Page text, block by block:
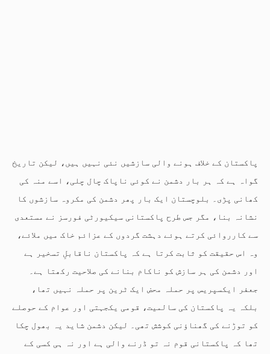
پاکستان کے خلاف ہونے والی سازشیں نئی نہیں ہیں، لیکن تاریخ
گواہ ہے کہ ہر بار دشمن نے کوئی ناپاک چال چلی، اسے منہ کی
کھانی پڑی۔ بلوچستان ایک بار پھر دشمن کی مکروہ سازشوں کا
نشانہ بنا، مگر جس طرح پاکستانی سیکیورٹی فورسز نے مستعدی
سے کارروائی کرتے ہوئے دہشت گردوں کے عزائم خاک میں ملائے،
وہ اس حقیقت کو ثابت کرتا ہے کہ پاکستان ناقابلِ تسخیر ہے
اور دشمن کی ہر سازش کو ناکام بنانے کی صلاحیت رکھتا ہے۔
جعفر ایکسپریس پر حملہ محض ایک ٹرین پر حملہ نہیں تھا،
بلکہ یہ پاکستان کی سالمیت، قومی یکجہتی اور عوام کے حوصلے
کو توڑنے کی گھناؤنی کوشش تھی۔ لیکن دشمن شاید یہ بھول چکا
تھا کہ پاکستانی قوم نہ تو ڈرنے والی ہے اور نہ ہی کسی کے